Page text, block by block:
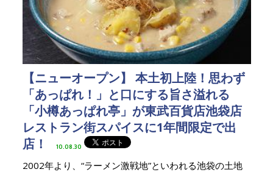
【ニューオープン】 本土初上陸！思わず
「あっぱれ！」と口にする旨さ溢れる
「小樽あっぱれ亭」が東武百貨店池袋店
レストラン街スパイスに1年間限定で出
店！
10.08.30
2002年より、“ラーメン激戦地”といわれる池袋の土地